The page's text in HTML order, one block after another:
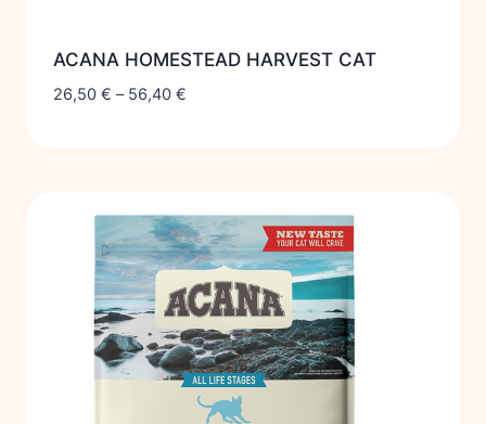
ACANA HOMESTEAD HARVEST CAT
26,50 € – 56,40 €